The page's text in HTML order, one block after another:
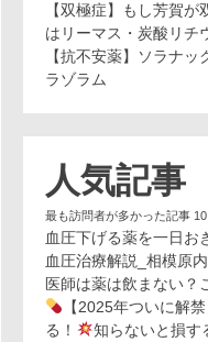
【双極症】もし芳賀
はリーマス・炭酸リチ
【抗不安薬】ソラナ
ラゾラム
人気記事
最も訪問者が多かった記事
血圧下げる薬を一日お
血圧治療解説_相模原
医師は薬は飲まない？
【2025年ついに解
る！
知らないと損す